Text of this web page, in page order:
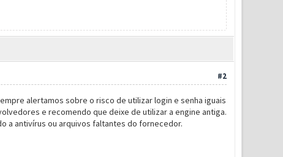
#2
alertamos sobre o risco de utilizar login e senha iguais
e recomendo que deixe de utilizar a engine antiga.
a antivírus ou arquivos faltantes do fornecedor.